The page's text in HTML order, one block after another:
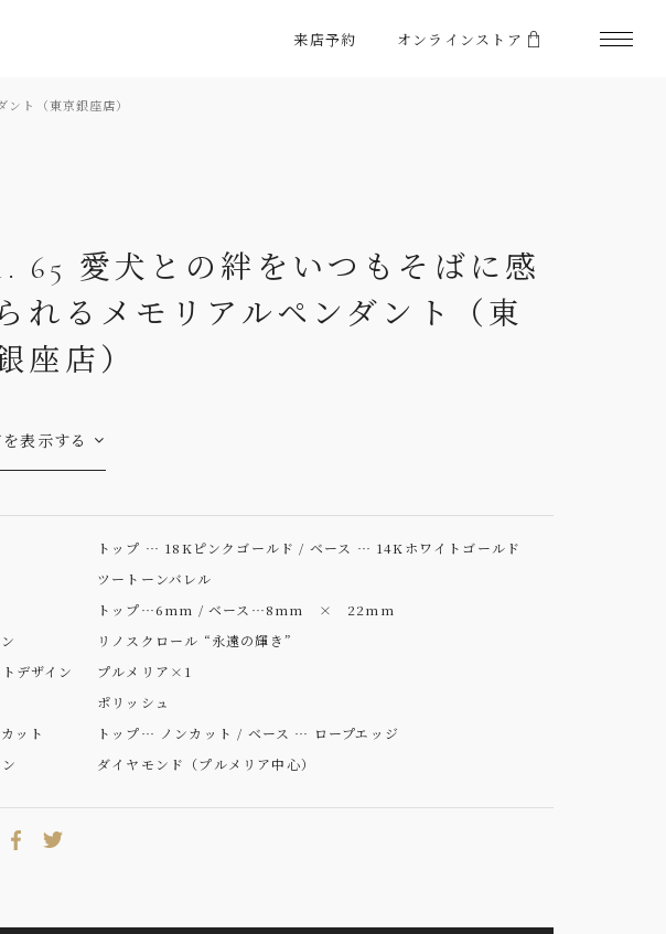
来店予約 オンラインストア
ト（東京銀座店）
65 愛犬との絆をいつもそばに感
れるメモリアルペンダント（東
座店）
表示する
トップ … 18Kピンクゴールド / ベース … 14Kホワイトゴールド
ツートーンバレル
トップ…6mm / ベース…8mm × 22mm
リノスクロール “永遠の輝き”
デザイン
プルメリア×1
ポリッシュ
ット
トップ… ノンカット / ベース … ロープエッジ
ダイヤモンド（プルメリア中心）